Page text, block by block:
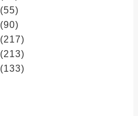
(55)
(90)
(217)
(213)
(133)